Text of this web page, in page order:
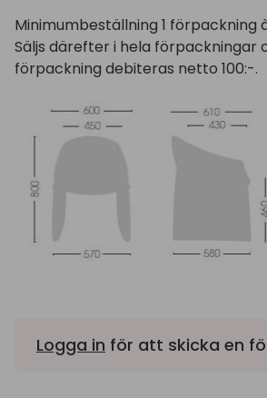
Minimumbeställning 1 förpackning
Säljs därefter i hela förpackningar
förpackning debiteras netto 100:-.
Logga in för att skicka en